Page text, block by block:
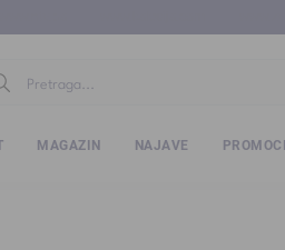
MAGAZIN NAJAVE